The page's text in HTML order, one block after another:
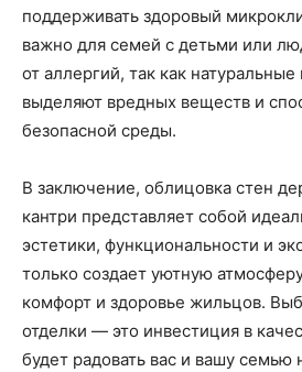
поддерживать здоровый
важно для семей с детьми или
от аллергий, так как
выделяют вредных веществ и
безопасной среды.
В заключение, облицовка стен
кантри представляет собой
эстетики, функциональности и
только создает уютную
комфорт и здоровье жильцов.
отделки — это инвестиция в
будет радовать вас и вашу семью